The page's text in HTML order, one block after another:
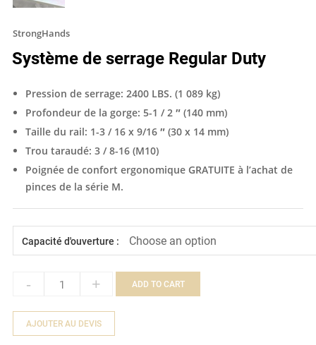
StrongHands
Système de serrage Regular Duty
Pression de serrage: 2400 LBS. (1 089 kg)
Profondeur de la gorge: 5-1 / 2 ″ (140 mm)
Taille du rail: 1-3 / 16 x 9/16 ″ (30 x 14 mm)
Trou taraudé: 3 / 8-16 (M10)
Poignée de confort ergonomique GRATUITE à l’achat de
pinces de la série M.
Capacité d'ouverture :
- + ADD TO CART
AJOUTER AU DEVIS